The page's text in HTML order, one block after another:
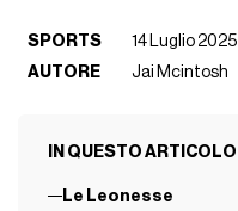
SPORTS
14 Luglio 2025
AUTORE
Jai Mcintosh
IN QUESTO ARTICOLO
Le Leonesse